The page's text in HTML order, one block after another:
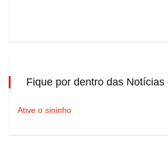
Fique por dentro das Notícias
Ative o sininho